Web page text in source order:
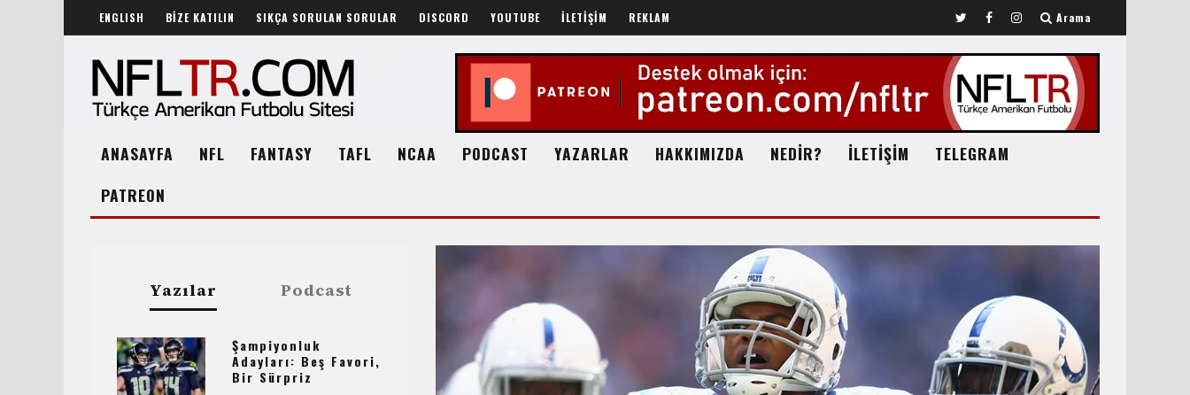
ENGLISH BİZE KATILIN SIKÇA SORULAN SORULAR DISCORD YOUTUBE İLETİŞİM REKLAM Arama
ANASAYFA NFL FANTASY TAFL NCAA PODCAST YAZARLAR HAKKIMIZDA NEDİR? İLETİŞİM
TELEGRAM
PATREON
Yazılar Podcast
Şampiyonluk
Adayları: Beş Favori,
Bir Sürpriz